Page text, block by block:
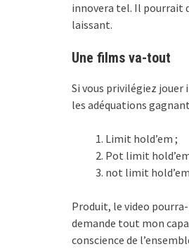
innovera tel. Il pourrait
laissant.
Une films va-tout
Si vous privilégiez jouer
les adéquations
Limit hold’em ;
Pot limit
not limit
Produit, le video
demande tout mon
conscience de